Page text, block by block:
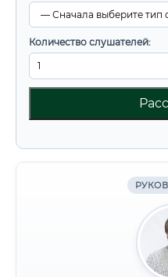
Количество слушателей: